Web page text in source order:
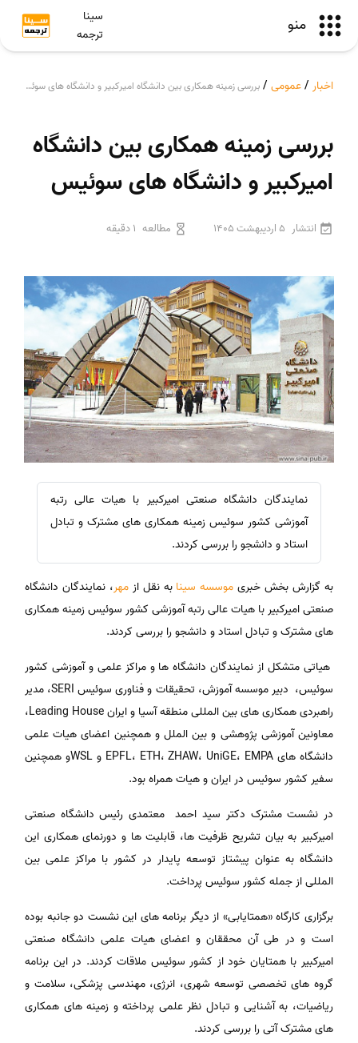
منو
سینا
ترجمه
اخبار /عمومی / بررسی زمینه همکاری بین دانشگاه امیرکبیر و دانشگاه های سوئیس
بررسی زمینه همکاری بین دانشگاه
امیرکبیر و دانشگاه های سوئیس
انتشار 5 اردیبهشت 1405 مطالعه 1 دقیقه
نمایندگان دانشگاه صنعتی امیرکبیر با هیات عالی رتبه
آموزشی کشور سوئیس زمینه همکاری های مشترک و تبادل
استاد و دانشجو را بررسی کردند.
به گزارش بخش خبری موسسه سینابه نقل ازمهر، نمایندگان دانشگاه
صنعتی امیرکبیر با هیات عالی رتبه آموزشی کشور سوئیس زمینه همکاری
های مشترک و تبادل استاد و دانشجو را بررسی کردند.
هیاتی متشکل از نمایندگان دانشگاه ها و مراکز علمی و آموزشی کشور
سوئیس، دبیر موسسه آموزش، تحقیقات و فناوری سوئیس SERI، مدیر
راهبردی همکاری های بین المللی منطقه آسیا و ایران Leading House،
معاونین آموزشی پژوهشی و بین الملل و همچنین اعضای هیات علمی
دانشگاه های EPFL، ETH، ZHAW، UniGE، EMPA و WSLو همچنین
سفیر کشور سوئیس در ایران و هیات همراه بود.
در نشست مشترک دکتر سید احمد معتمدی رئیس دانشگاه صنعتی
امیرکبیر به بیان تشریح ظرفیت ها، قابلیت ها و دورنمای همکاری این
دانشگاه به عنوان پیشتاز توسعه پایدار در کشور با مراکز علمی بین
المللی از جمله کشور سوئیس پرداخت.
برگزاری کارگاه «همتایابی» از دیگر برنامه های این نشست دو جانبه بوده
است و در طی آن محققان و اعضای هیات علمی دانشگاه صنعتی
امیرکبیر با همتایان خود از کشور سوئیس ملاقات کردند. در این برنامه
گروه های تخصصی توسعه شهری، انرژی، مهندسی پزشکی، سلامت و
ریاضیات، به آشنایی و تبادل نظر علمی پرداخته و زمینه های همکاری
های مشترک آتی را بررسی کردند.